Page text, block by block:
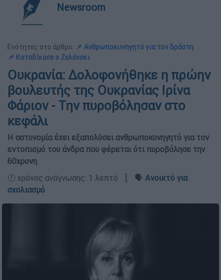
Newsroom
Ενότητες στο άρθρο: 📌 Ανθρωποκυνηγητό για τον δράστη
📌 Καταδίκασε ο Ζελένσκι
Ουκρανία: Δολοφονήθηκε η πρώην
βουλευτής της Ουκρανίας Ιρίνα
Φάριον - Την πυροβόλησαν στο
κεφάλι
Η αστυνομία έχει εξαπολύσει ανθρωποκυνηγητό για τον
εντοπισμό του άνδρα που φέρεται ότι πυροβόλησε την
60χρονη
🕛 χρόνος ανάγνωσης: 1 λεπτό ┋ 🗣️ Ανοικτό για
σχολιασμό